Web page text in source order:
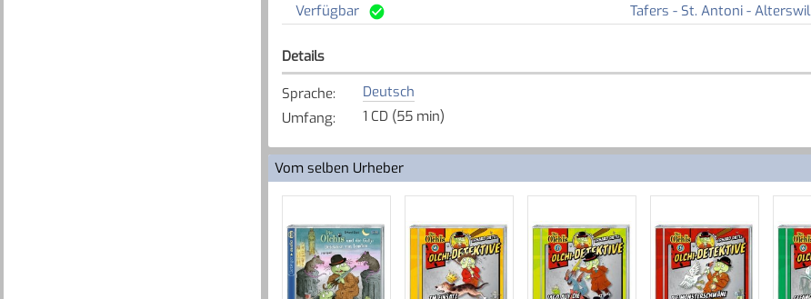
Verfügbar Tafers - St. Antoni - Alterswil
Details
Sprache:
Deutsch
Umfang: 1 CD (55 min)
Vom selben Urheber